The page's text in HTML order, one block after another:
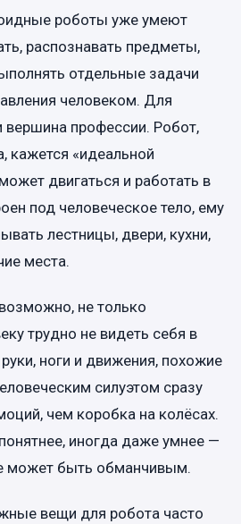
роботы уже умеют
распознавать предметы,
отдельные задачи
человеком. Для
вершина профессии. Робот,
кажется «идеальной
двигаться и работать в
под человеческое тело, ему
лестницы, двери, кухни,
места.
не только
трудно не видеть себя в
ноги и движения, похожие
силуэтом сразу
чем коробка на колёсах.
иногда даже умнее —
может быть обманчивым.
вещи для робота часто